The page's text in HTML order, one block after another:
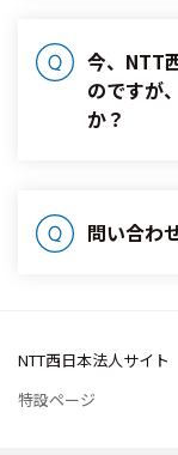
今、NTT
のですが
か？
問い合わ
NTT西日本法人サイト
特設ページ